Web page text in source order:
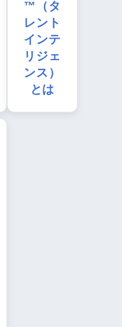
™（タ
レント
インテ
リジェ
ンス）
とは